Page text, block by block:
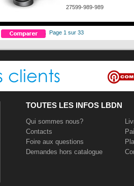
27599-989-989
Page 1 sur 33
TOUTES LES INFOS LBDN
Qui sommes nous?
Contacts
Foire aux questions
Demandes hors catalogue